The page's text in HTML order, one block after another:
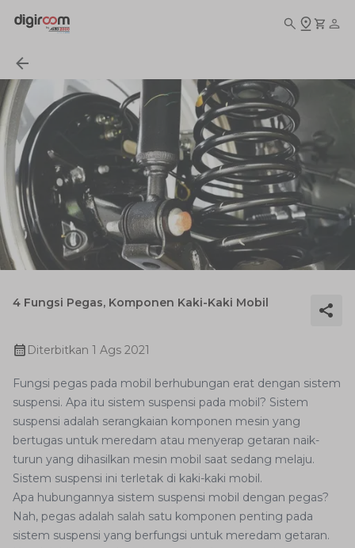
4 Fungsi Pegas, Komponen Kaki-Kaki Mobil
Diterbitkan 1 Ags 2021
Fungsi pegas pada mobil berhubungan erat dengan sistem
suspensi. Apa itu sistem suspensi pada mobil? Sistem
suspensi adalah serangkaian komponen mesin yang
bertugas untuk meredam atau menyerap getaran naik-
turun yang dihasilkan mesin mobil saat sedang melaju.
Sistem suspensi ini terletak di kaki-kaki mobil.
Apa hubungannya sistem suspensi mobil dengan pegas?
Nah, pegas adalah salah satu komponen penting pada
sistem suspensi yang berfungsi untuk meredam getaran.